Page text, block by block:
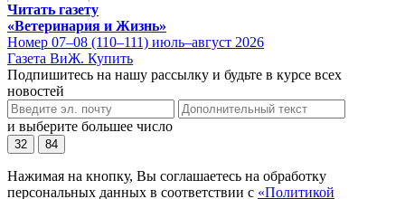
Читать газету
«Ветеринария и Жизнь»
Номер 07–08 (110–111) июль–август 2026
Газета ВиЖ. Купить
Подпишитесь на нашу рассылку и будьте в курсе всех
новостей
и выберите большее число
32 84
Нажимая на кнопку, Вы соглашаетесь на обработку
персональных данных в соответствии с «Политикой